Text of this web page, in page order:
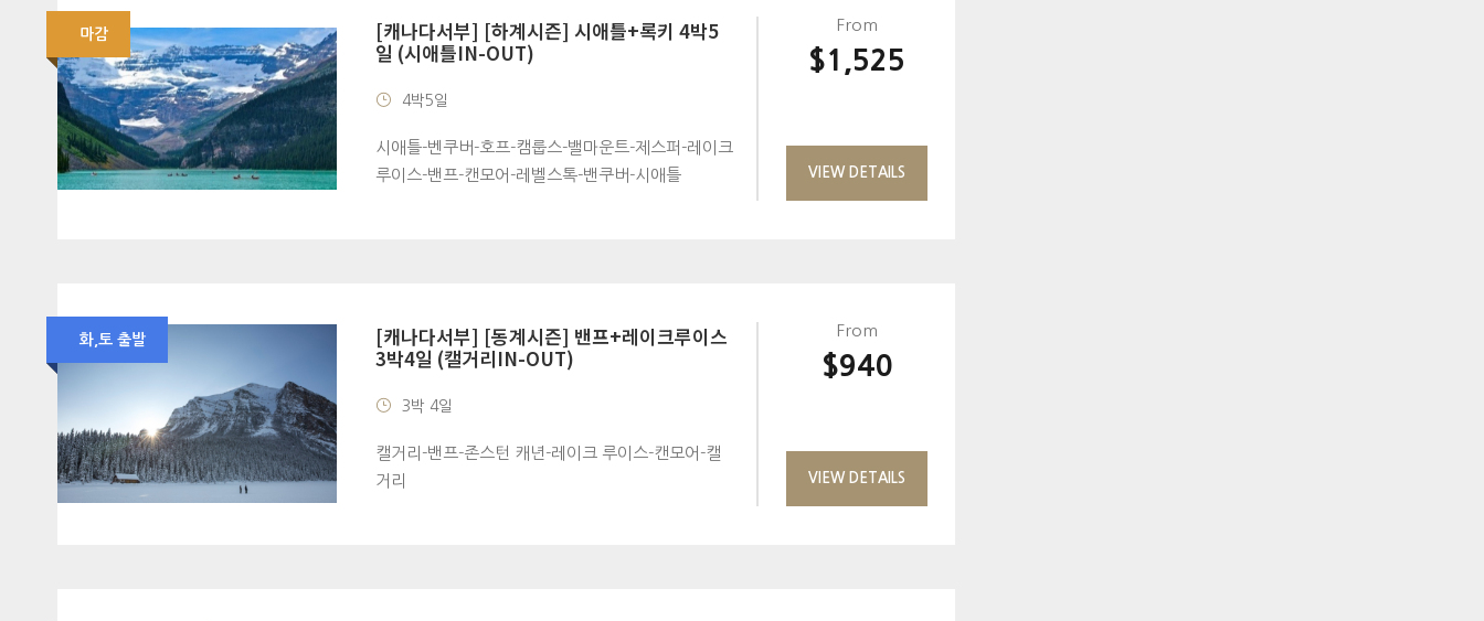
마감
[캐나다서부] [하계시즌] 시애틀+록키 4박5
일 (시애틀IN-OUT)
4박5일
시애틀-벤쿠버-호프-캠룹스-밸마운트-제스퍼-레이크
루이스-밴프-캔모어-레벨스톡-밴쿠버-시애틀
From
$1,525
VIEW DETAILS
화,토 출발
[캐나다서부] [동계시즌] 밴프+레이크루이스
3박4일 (캘거리IN-OUT)
3박 4일
캘거리-밴프-존스턴 캐년-레이크 루이스-캔모어-캘
거리
From
$940
VIEW DETAILS